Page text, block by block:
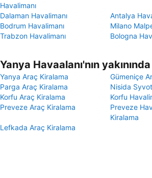
Havalimanı
Dalaman Havalimanı
Antalya
Bodrum Havalimanı
Milano
Trabzon Havalimanı
Bologna
Yanya Havaalanı'nın yakınında
Yanya Araç Kiralama
Gümeniçe
Parga Araç Kiralama
Nisida
Korfu Araç Kiralama
Korfu
Preveze Araç Kiralama
Preveze
Kiralama
Lefkada Araç Kiralama